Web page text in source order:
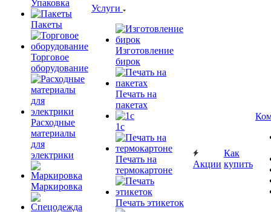
Упаковка
Пакеты
Торговое
оборудование
Расходные
материалы
для
электрики
Маркировка
Услуги
Изготовление
бирок
Печать на
пакетах
1c
Печать на
термокартоне
Печать этикеток
Акции
Как
купить